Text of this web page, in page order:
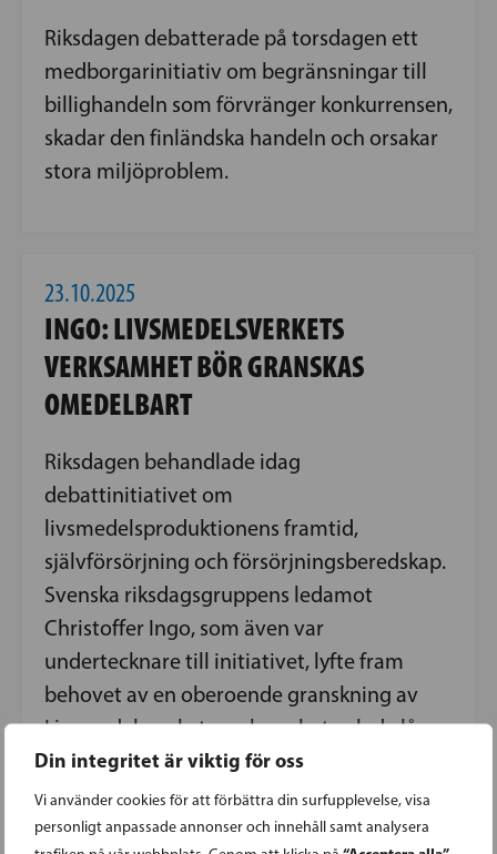
Din integritet är viktig för oss
Vi använder cookies för att förbättra din surfupplevelse, visa
personligt anpassade annonser och innehåll samt analysera
Riksdagen debatterade på torsdagen ett
medborgarinitiativ om begränsningar till
billighandeln som förvränger konkurrensen,
skadar den finländska handeln och orsakar
stora miljöproblem.
23.10.2025
INGO: LIVSMEDELSVERKETS
VERKSAMHET BÖR GRANSKAS
OMEDELBART
Riksdagen behandlade idag
debattinitiativet om
livsmedelsproduktionens framtid,
självförsörjning och försörjningsberedskap.
Svenska riksdagsgruppens ledamot
Christoffer Ingo, som även var
undertecknare till initiativet, lyfte fram
behovet av en oberoende granskning av
Livsmedelsverkets verksamhet och de långa
köerna för livsmedelsföretagens
exporttillstånd.